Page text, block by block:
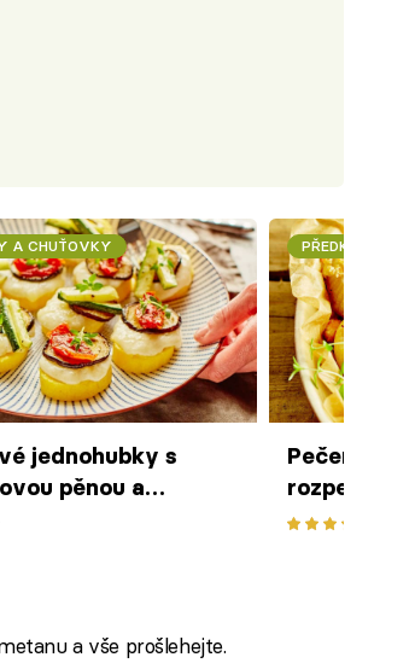
A CHUŤOVKY
jednohubky s
pěnou a
zeleninou
PŘEDKRMY A
Pečené
slaninou a
a vše prošlehejte.